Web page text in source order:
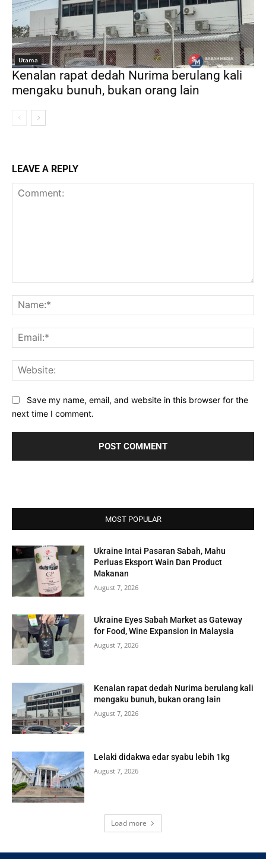
Utama
Kenalan rapat dedah Nurima berulang kali
mengaku bunuh, bukan orang lain
LEAVE A REPLY
Save my name, email, and website in this browser for the
next time I comment.
MOST POPULAR
Ukraine Intai Pasaran Sabah, Mahu
Perluas Eksport Wain Dan Product
Makanan
August 7, 2026
Ukraine Eyes Sabah Market as Gateway
for Food, Wine Expansion in Malaysia
August 7, 2026
Kenalan rapat dedah Nurima berulang kali
mengaku bunuh, bukan orang lain
August 7, 2026
Lelaki didakwa edar syabu lebih 1kg
August 7, 2026
Load more